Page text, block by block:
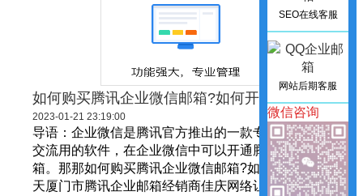
如何购买腾讯企业微信邮箱?如何开通?
2023-01-21 23:19:00
​导语：企业微信是腾讯官方推出的一款专为企业工作
交流用的软件，在企业微信中可以开通腾讯企业邮
箱。那那如何购买腾讯企业微信邮箱?如何开通?今
天厦门市腾讯企业邮箱经销商佳庆网络让小编告诉大
SEO在线客服
网站后期客服
微信咨询